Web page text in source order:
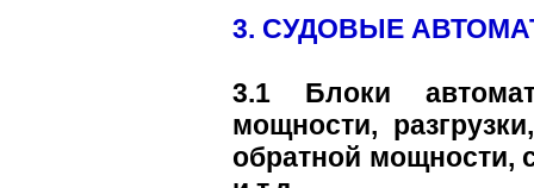
3. СУДОВЫЕ
3.1 Блоки
мощности,
обратной мощности,